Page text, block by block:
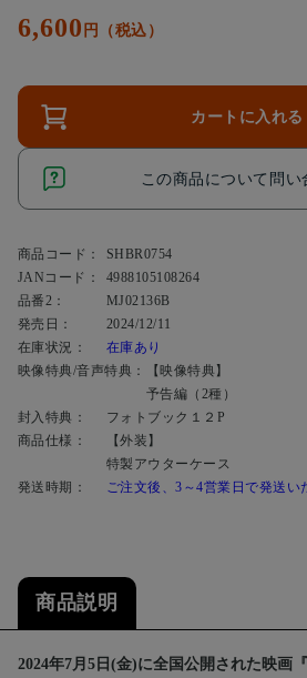
6,600 円（税込）
カートに入れる
この商品について問い
商品コード：
SHBR0754
JANコード：
4988105108264
品番2：
MJ02136B
発売日：
2024/12/11
在庫状況：
在庫あり
映像特典/音声特典：
【映像特典】
予告編（2種）
封入特典：
フォトブック１２P
商品仕様：
【外装】
特製アウターケース
発送時期：
ご注文後、3～4営業日で発送い
商品説明
2024年7月5日(金)に全国公開された映画